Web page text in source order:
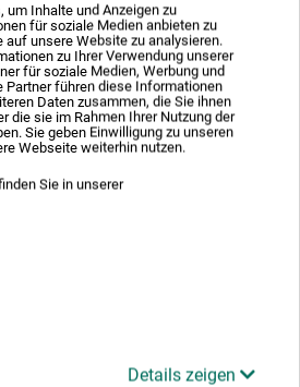
um Inhalte und Anzeigen zu
für soziale Medien anbieten zu
unsere Website zu analysieren.
zu Ihrer Verwendung unserer
für soziale Medien, Werbung und
Partner führen diese Informationen
Daten zusammen, die Sie ihnen
die sie im Rahmen Ihrer Nutzung der
Sie geben Einwilligung zu unseren
Webseite weiterhin nutzen.
Sie in unserer
Details zeigen
2 mm